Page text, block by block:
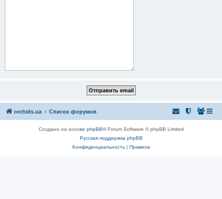
orchids.ua Список форумов
Создано на основе phpBB® Forum Software © phpBB Limited
Русская поддержка phpBB
Конфиденциальность| Правила